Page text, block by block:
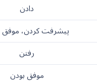
دادن
پیشرفت کردن،
رفتن
موفق بودن